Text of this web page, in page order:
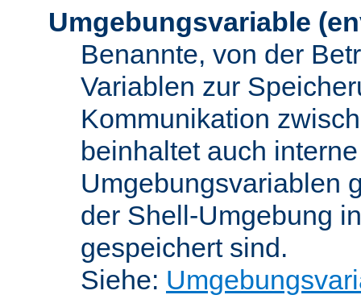
Umgebungsvariable
Benannte, von der
Variablen zur
Kommunikation
beinhaltet auch
Umgebungsvariablen
der Shell-Umgebung
gespeichert sind.
Siehe: